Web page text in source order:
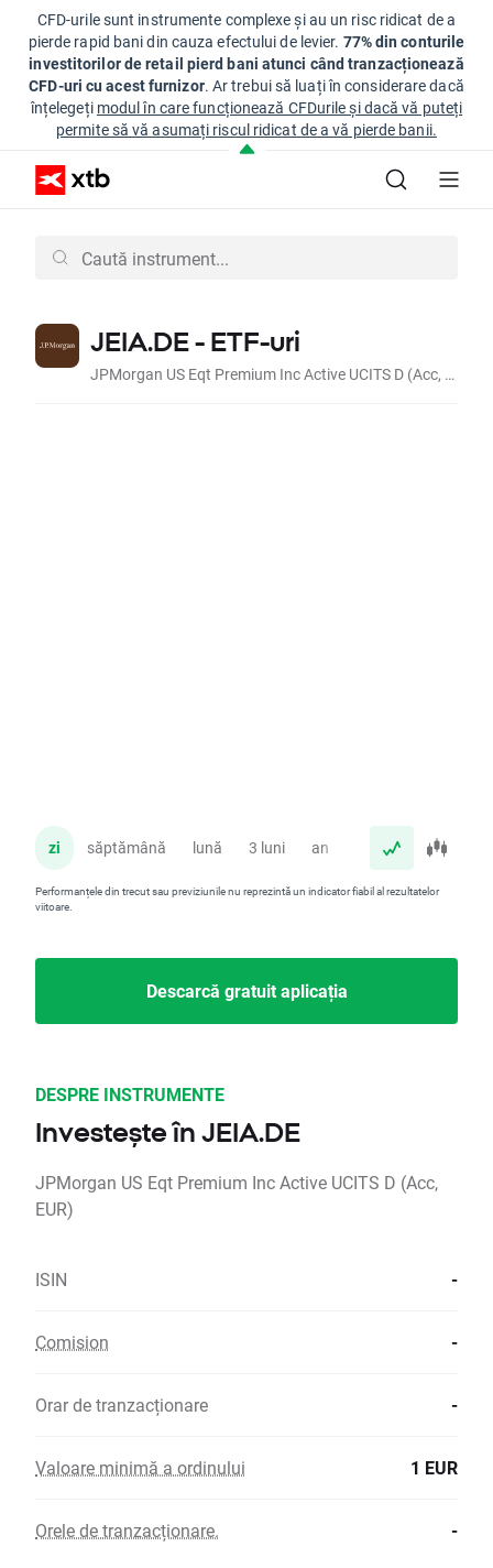
CFD-urile sunt instrumente complexe și au un risc ridicat de a
pierde rapid bani din cauza efectului de levier. 77% din conturile
investitorilor de retail pierd bani atunci când tranzacționează
CFD-uri cu acest furnizor. Ar trebui să luați în considerare dacă
înțelegeți modul în care funcționează CFDurile și dacă vă puteți
permite să vă asumați riscul ridicat de a vă pierde banii.
JEIA.DE - ETF-uri
JPMorgan US Eqt Premium Inc Active UCITS D (Acc, EUR)
zi săptămână lună 3 luni an
Performanțele din trecut sau previziunile nu reprezintă un indicator fiabil al rezultatelor
viitoare.
Descarcă gratuit aplicația
DESPRE INSTRUMENTE
Investește în JEIA.DE
JPMorgan US Eqt Premium Inc Active UCITS D (Acc,
EUR)
ISIN -
Comision -
Orar de tranzacționare -
Valoare minimă a ordinului 1 EUR
Orele de tranzacționare. -